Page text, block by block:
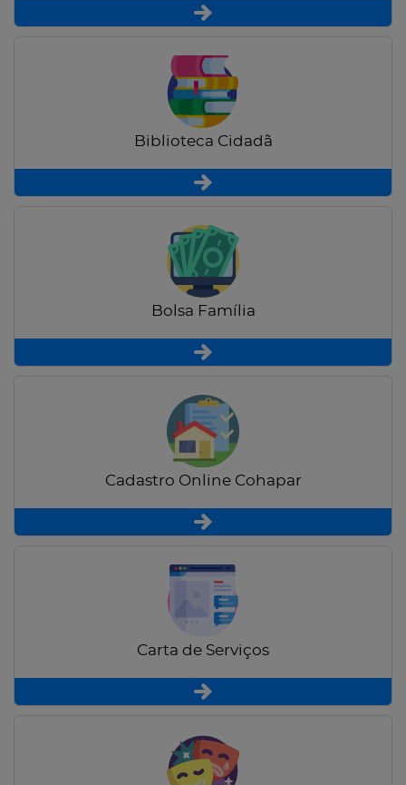
Biblioteca Cidadã
Bolsa Família
Cadastro Online Cohapar
Carta de Serviços